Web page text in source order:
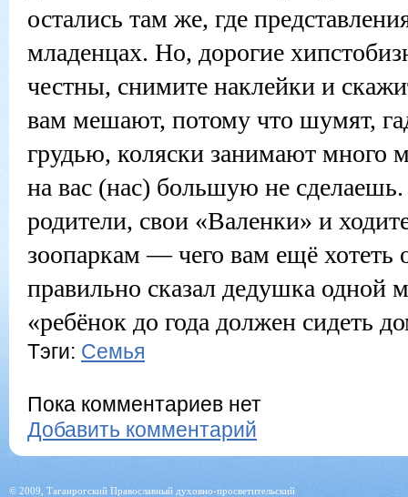
остались там же, где
младенцах. Но, дорогие
честны, снимите наклейки и
вам мешают, потому что шумят,
грудью, коляски занимают много
на вас (нас) большую не
родители, свои «Валенки» и
зоопаркам — чего вам ещё
правильно сказал дедушка одной
«ребёнок до года должен сидеть
Тэги: Семья
Пока комментариев нет
Добавить комментарий
© 2009, Таганрогский Православный духовно-просветительский